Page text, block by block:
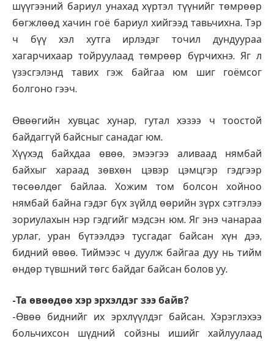
шүүгээний бариул унахад хүртэл түүнийг төмрөөр
бөгжлөөд хачин гоё бариул хийгээд тавьчихна. Тэр
ч бүү хэл хутга ирлэдэг точил дундуураа
хагарчихаар тойруулаад төмрөөр бүрчихнэ. Яг л
үзэсгэлэнд тавих гэж байгаа юм шиг гоёмсог
болгоно гээч.
Өвөөгийн хувцас хунар, гутал хэзээ ч тоостой
байдаггүй байсныг санадаг юм.
Хүүхэд байхдаа өвөө, эмээгээ аливаад нямбай
байхыг хараад зөвхөн цэвэр цэмцгэр гэдгээр
төсөөлдөг байлаа. Хожим том болсон хойноо
нямбай байна гэдэг бүх зүйлд өөрийн зүрх сэтгэлээ
зориулахын нэр гэдгийг мэдсэн юм. Яг энэ чанараа
урлаг, уран бүтээлдээ тусгадаг байсан хүн дээ,
бидний өвөө. Тиймээс ч дуулж байгаа дуу нь тийм
өндөр түвшний төгс байдаг байсан болов уу.
-Та өвөөдөө хэр эрхэлдэг зээ байв?
-Өвөө биднийг их эрхлүүлдэг байсан. Хэрэглэхээ
больчихсон шүдний сойзны ишийг хайлуулаад